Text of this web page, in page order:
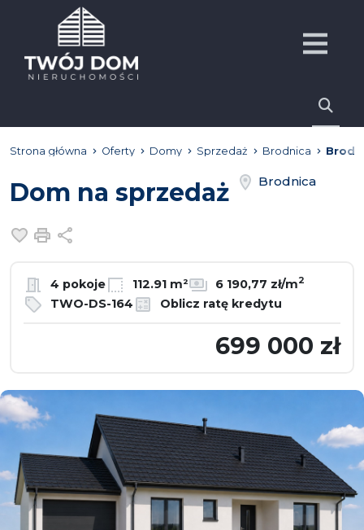
Strona główna Oferty Domy Sprzedaż Brodnica
Dom na sprzedaż Brodnica
Dodaj do ulubionych
Drukuj
4 pokoje 112.91 m² 6 190,77 zł/m2
TWO-DS-164 Oblicz ratę kredytu
699 000 zł